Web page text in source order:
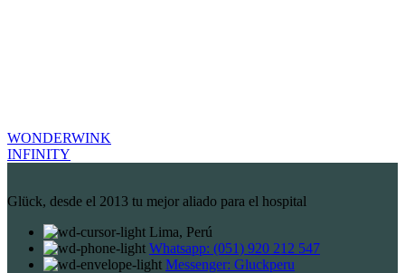
WONDERWINK
INFINITY
Glück, desde el 2013 tu mejor aliado para el hospital
Lima, Perú
Whatsapp: (051) 920 212 547
Messenger: Gluckperu